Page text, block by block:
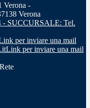
Verona -
Verona
- SUCCURSALE: Tel.
per inviare una mail
Link per inviare una mail